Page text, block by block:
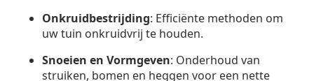
Onkruidbestrijding: Efficiënte methoden om
uw tuin onkruidvrij te houden.
Snoeien en Vormgeven: Onderhoud van
struiken, bomen en heggen voor een nette